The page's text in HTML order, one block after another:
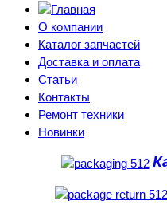
О компании
Каталог запчастей
Доставка и оплата
Статьи
Контакты
Ремонт техники
Новинки